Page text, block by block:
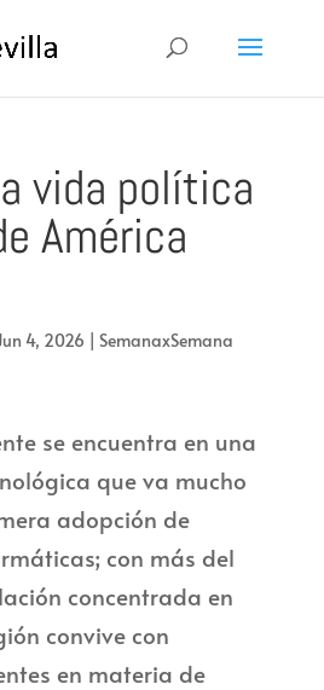
vida política
América
4, 2026 | SemanaxSemana
se encuentra en una
que va mucho
adopción de
con más del
concentrada en
convive con
en materia de